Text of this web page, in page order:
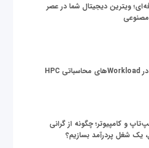
ویترین دیجیتال شما در عصر
و کامپیوتر؛ چگونه از گرانی
یک شغل پردرآمد بسازیم؟